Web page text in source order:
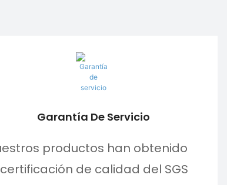
Garantía De Servicio
productos han obtenido
de calidad del SGS